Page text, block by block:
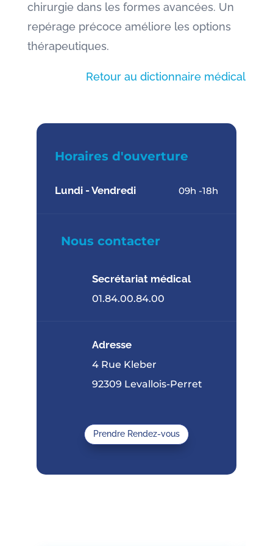
chirurgie dans les formes avancées. Un
repérage précoce améliore les options
thérapeutiques.
Retour au dictionnaire médical
Horaires d'ouverture
Lundi - Vendredi 09h -18h
Nous contacter
Secrétariat médical
01.84.00.84.00
Adresse
4 Rue Kleber
92309 Levallois-Perret
Prendre Rendez-vous